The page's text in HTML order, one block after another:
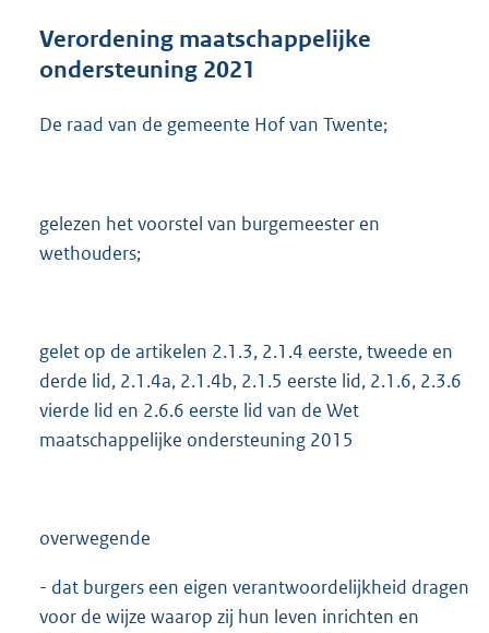
r
o
t
Verordening maatschappelijke
ondersteuning 2021
De raad van de gemeente Hof van Twente;
gelezen het voorstel van burgemeester en
wethouders;
gelet op de artikelen 2.1.3, 2.1.4 eerste, tweede en
derde lid, 2.1.4a, 2.1.4b, 2.1.5 eerste lid, 2.1.6, 2.3.6
vierde lid en 2.6.6 eerste lid van de Wet
maatschappelijke ondersteuning 2015
overwegende
- dat burgers een eigen verantwoordelijkheid dragen
voor de wijze waarop zij hun leven inrichten en